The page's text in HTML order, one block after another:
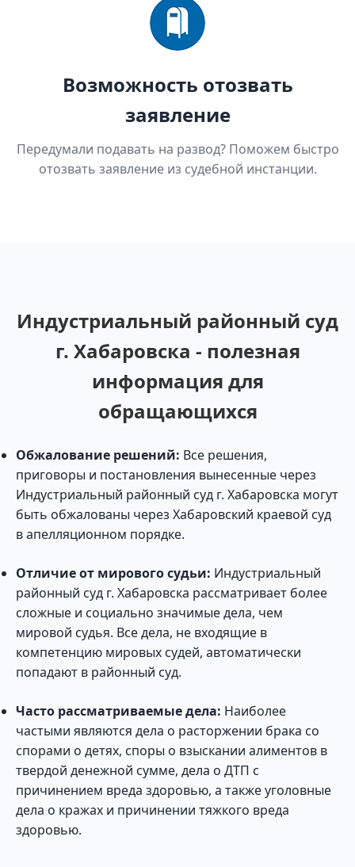
Возможность отозвать
заявление
Передумали подавать на развод? Поможем быстро
отозвать заявление из судебной инстанции.
Индустриальный районный суд
г. Хабаровска - полезная
информация для
обращающихся
Обжалование решений: Все решения,
приговоры и постановления вынесенные через
Индустриальный районный суд г. Хабаровска могут
быть обжалованы через Хабаровский краевой суд
в апелляционном порядке.
Отличие от мирового судьи: Индустриальный
районный суд г. Хабаровска рассматривает более
сложные и социально значимые дела, чем
мировой судья. Все дела, не входящие в
компетенцию мировых судей, автоматически
попадают в районный суд.
Часто рассматриваемые дела: Наиболее
частыми являются дела о расторжении брака со
спорами о детях, споры о взыскании алиментов в
твердой денежной сумме, дела о ДТП с
причинением вреда здоровью, а также уголовные
дела о кражах и причинении тяжкого вреда
здоровью.